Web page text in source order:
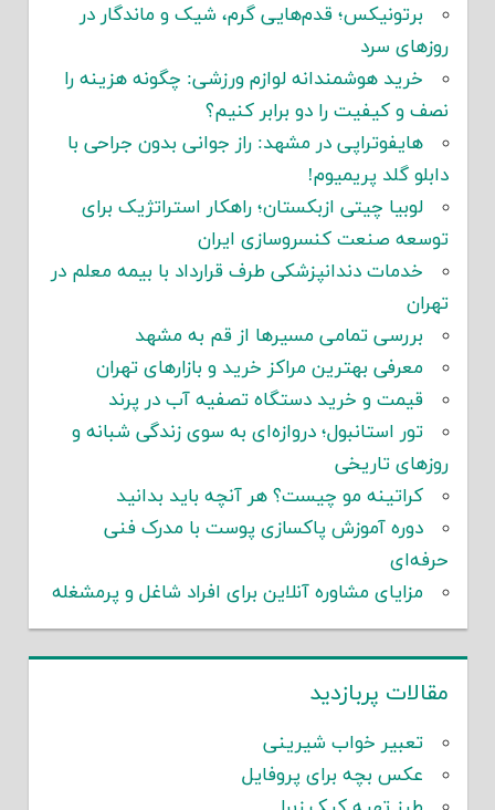
برتونیکس؛ قدم‌هایی گرم، شیک و ماندگار در
روزهای سرد
خرید هوشمندانه لوازم ورزشی: چگونه هزینه را
نصف و کیفیت را دو برابر کنیم؟
هایفوتراپی در مشهد: راز جوانی بدون جراحی با
دابلو گلد پریمیوم!
لوبیا چیتی ازبکستان؛ راهکار استراتژیک برای
توسعه صنعت کنسروسازی ایران
خدمات دندانپزشکی طرف قرارداد با بیمه معلم در
تهران
بررسی تمامی مسیرها از قم به مشهد
معرفی بهترین مراکز خرید و بازارهای تهران
قیمت و خرید دستگاه تصفیه آب در پرند
تور استانبول؛ دروازه‌ای به سوی زندگی شبانه و
روزهای تاریخی
کراتینه مو چیست؟ هر آنچه باید بدانید
دوره آموزش پاکسازی پوست با مدرک فنی
حرفه‌ای
مزایای مشاوره آنلاین برای افراد شاغل و پرمشغله
مقالات پربازدید
تعبیر خواب شیرینی
عکس بچه برای پروفایل